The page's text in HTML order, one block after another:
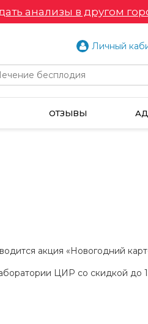
анализы в другом
Личный
ОТЗЫВЫ
акция «Новогодний
ЦИР со скидкой до